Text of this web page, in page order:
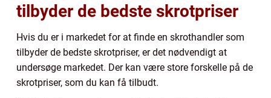
tilbyder de bedste skrotpriser
Hvis du er i markedet for at finde en skrothandler som
tilbyder de bedste skrotpriser, er det nødvendigt at
undersøge markedet. Der kan være store forskelle på de
skrotpriser, som du kan få tilbudt.